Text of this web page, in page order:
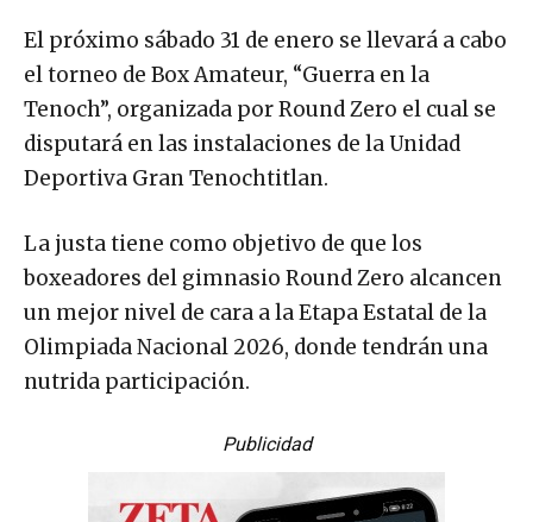
El próximo sábado 31 de enero se llevará a cabo
el torneo de Box Amateur, “Guerra en la
Tenoch”, organizada por Round Zero el cual se
disputará en las instalaciones de la Unidad
Deportiva Gran Tenochtitlan.
La justa tiene como objetivo de que los
boxeadores del gimnasio Round Zero alcancen
un mejor nivel de cara a la Etapa Estatal de la
Olimpiada Nacional 2026, donde tendrán una
nutrida participación.
Publicidad